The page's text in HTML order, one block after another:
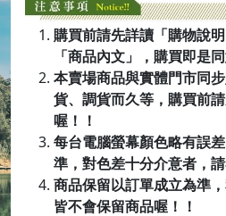
購買前請先詳讀「購物說
「商品內文」，購買即是
本賣場商品與實體門市同
貨、調貨而久等，購買前
喔！！
每台電腦螢幕顏色略有誤
準，對色差十分介意者，請
商品保留以訂單成立為準
皆不會保留商品喔 ！！